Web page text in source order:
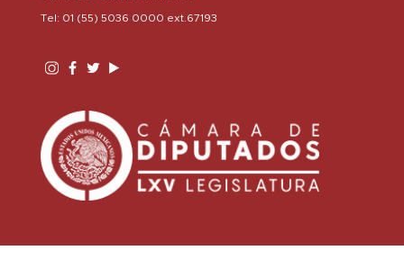
Tel: 01 (55) 5036 0000 ext.67193